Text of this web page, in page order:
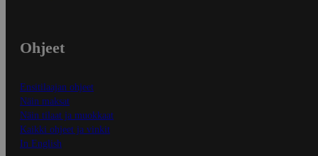
Ohjeet
Ensitilaajan ohjeet
Näin maksat
Näin tilaat ja muokkaat
Kaikki ohjeet ja vinkit
In English